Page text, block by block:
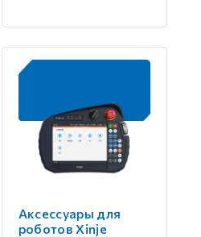
Аксессуары для
роботов Xinje